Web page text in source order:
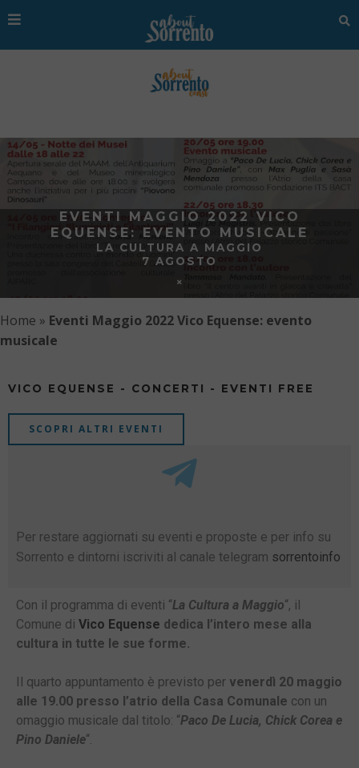
EVENTI MAGGIO 2022 VICO
EQUENSE: EVENTO MUSICALE
LA CULTURA A MAGGIO
7 AGOSTO
Home » Eventi Maggio 2022 Vico Equense: evento
musicale
VICO EQUENSE - CONCERTI - EVENTI FREE
SCOPRI ALTRI EVENTI
Per restare aggiornati su eventi e proposte e per info su
Sorrento e dintorni iscriviti al canale telegram sorrentoinfo
Con il programma di eventi “La Cultura a Maggio“, il
Comune di Vico Equense dedica l’intero mese alla
cultura in tutte le sue forme.
Il quarto appuntamento è previsto per venerdì 20 maggio
alle 19.00 presso l’atrio della Casa Comunale con un
omaggio musicale dal titolo: “Paco De Lucia, Chick Corea e
Pino Daniele“.